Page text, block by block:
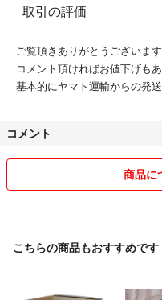
取引の評価
ご覧頂きありがとうございます
コメント頂ければお値下げも
基本的にヤマト運輸からの発送
コメント
商品に
こちらの商品もおすすめです